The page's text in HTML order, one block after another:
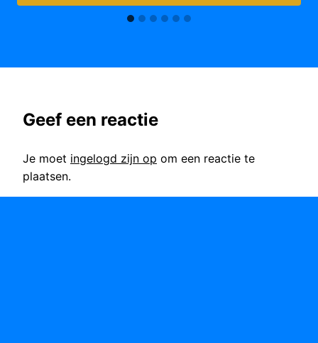
Geef een reactie
Je moet ingelogd zijn op om een reactie te
plaatsen.